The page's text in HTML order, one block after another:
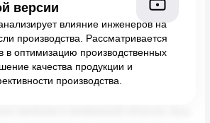
версии
влияние инженеров на
производства. Рассматривается
в оптимизацию производственных
качества продукции и
производства.